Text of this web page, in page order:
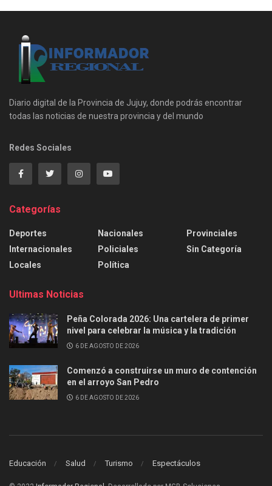
Diario digital de la Provincia de Jujuy, donde podrás encontrar
todas las noticias de nuestra provincia y del mundo
Redes Sociales
Categorías
Deportes
Internacionales
Locales
Nacionales
Policiales
Política
Provinciales
Sin Categoría
Ultimas Noticias
Peña Colorada 2026: Una cartelera de primer
nivel para celebrar la música y la tradición
6 DE AGOSTO DE 2026
Comenzó a construirse un muro de contención
en el arroyo San Pedro
6 DE AGOSTO DE 2026
Educación Salud Turismo Espectáculos